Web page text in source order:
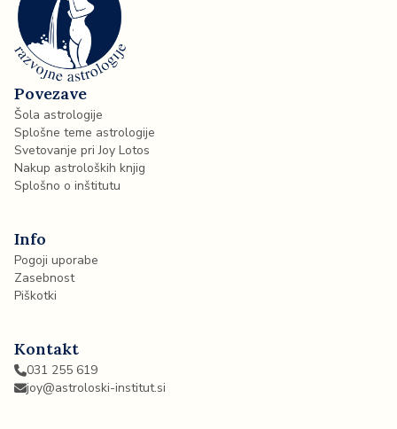
Povezave
Šola astrologije
Splošne teme astrologije
Svetovanje pri Joy Lotos
Nakup astroloških knjig
Splošno o inštitutu
Info
Pogoji uporabe
Zasebnost
Piškotki
Kontakt
031 255 619
joy@astroloski-institut.si